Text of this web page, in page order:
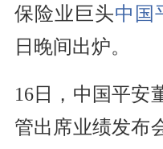
保险业巨头中国
日晚间出炉。
16日，中国平安
管出席业绩发布